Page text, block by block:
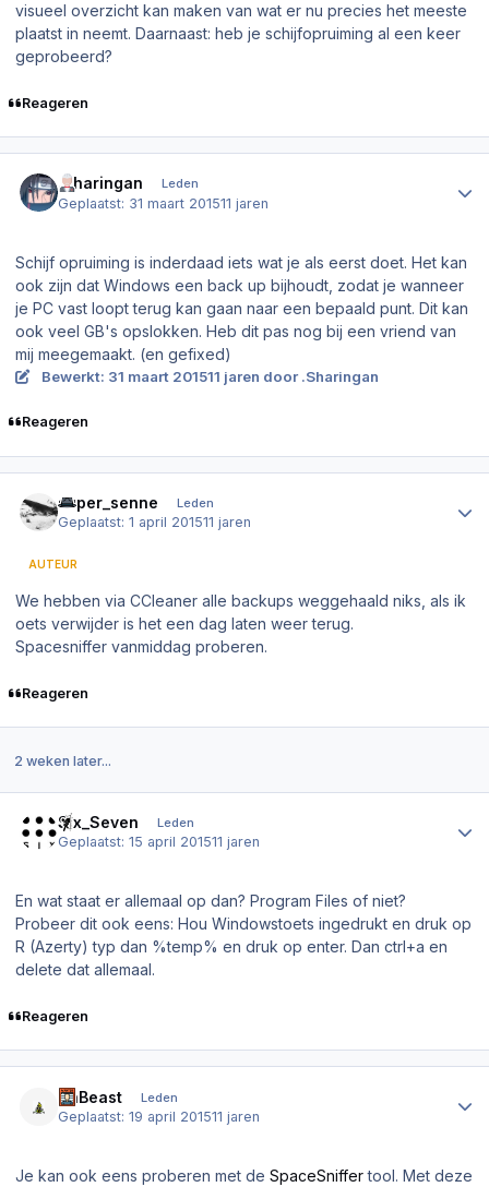
visueel overzicht kan maken van wat er nu precies het meeste
plaatst in neemt. Daarnaast: heb je schijfopruiming al een keer
geprobeerd?
Reageren
.Sharingan Leden
Geplaatst: 31 maart 201511 jaren
Schijf opruiming is inderdaad iets wat je als eerst doet. Het kan
ook zijn dat Windows een back up bijhoudt, zodat je wanneer
je PC vast loopt terug kan gaan naar een bepaald punt. Dit kan
ook veel GB's opslokken. Heb dit pas nog bij een vriend van
mij meegemaakt. (en gefixed)
Bewerkt: 31 maart 201511 jaren door .Sharingan
Reageren
super_senne Leden
Geplaatst:1 april 201511 jaren
AUTEUR
We hebben via CCleaner alle backups weggehaald niks, als ik
oets verwijder is het een dag laten weer terug.
Spacesniffer vanmiddag proberen.
Reageren
2 weken later...
Six_Seven Leden
Geplaatst:15 april 201511 jaren
En wat staat er allemaal op dan? Program Files of niet?
Probeer dit ook eens: Hou Windowstoets ingedrukt en druk op
R (Azerty) typ dan %temp% en druk op enter. Dan ctrl+a en
delete dat allemaal.
Reageren
DaBeast Leden
Geplaatst:19 april 201511 jaren
Je kan ook eens proberen met de SpaceSniffertool. Met deze